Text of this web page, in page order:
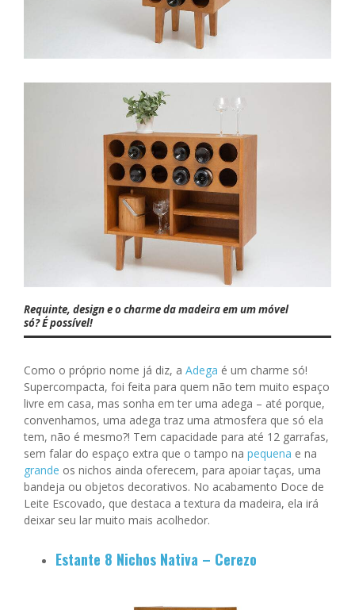
Requinte, design e o charme da madeira em um móvel
só? É possível!
Como o próprio nome já diz, a Adega é um charme só!
Supercompacta, foi feita para quem não tem muito espaço
livre em casa, mas sonha em ter uma adega – até porque,
convenhamos, uma adega traz uma atmosfera que só ela
tem, não é mesmo?! Tem capacidade para até 12 garrafas,
sem falar do espaço extra que o tampo na pequena e na
grande os nichos ainda oferecem, para apoiar taças, uma
bandeja ou objetos decorativos. No acabamento Doce de
Leite Escovado, que destaca a textura da madeira, ela irá
deixar seu lar muito mais acolhedor.
Estante 8 Nichos Nativa – Cerezo